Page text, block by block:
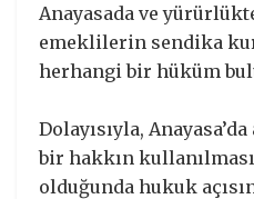
Anayasada ve
emeklilerin sendika
herhangi bir hüküm
Dolayısıyla,
bir hakkın
olduğunda hukuk